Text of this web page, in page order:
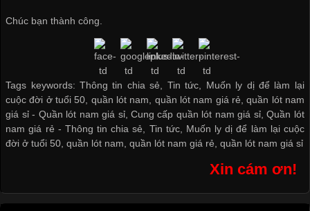
Chúc bạn thành công.
Tags keywords: Thông tin chia sẻ, Tin tức, Muốn ly dị để làm lại
cuộc đời ở tuổi 50, quần lót nam, quần lót nam giá rẻ, quần lót nam
giá sỉ - Quần lót nam giá sỉ,Cung cấp quần lót nam giá sỉ,Quần lót
nam giá rẻ - Thông tin chia sẻ Tin tức, Muốn ly dị để làm lại cuộc
đời ở tuổi 50 ,quần lót nam ,quần lót nam giá rẻ ,quần lót nam giá sỉ
Xin cám ơn!